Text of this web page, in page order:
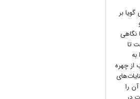
بر
نگاهی
تا
از چهره
را